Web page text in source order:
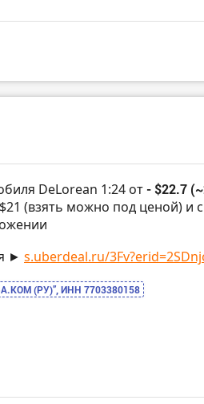
DeLorean 1:24 от- $22.7
(взять можно под ценой) и
► s.uberdeal.ru/
(РУ)”, ИНН 7703380158